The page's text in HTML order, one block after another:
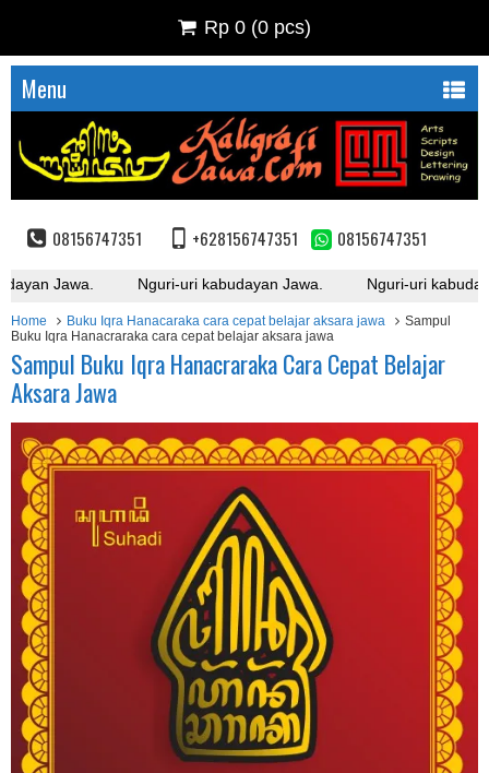
Menu
08156747351 +628156747351 08156747351
Rp 0 (0 pcs)
Jawa. Nguri-uri kabudayan Jawa. Nguri-uri
Home Buku Iqra Hanacaraka cara cepat belajar aksara jawa
Sampul
Buku Iqra Hanacraraka cara cepat belajar aksara jawa
Sampul Buku Iqra Hanacraraka Cara Cepat Belajar
Aksara Jawa